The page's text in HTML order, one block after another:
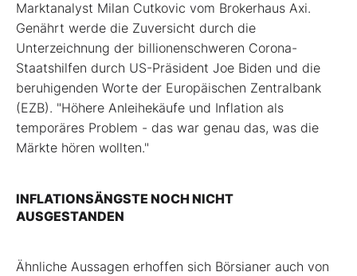
Folgen Sie uns
Kontakt
Marktanalyst Milan Cutkovic vom Brokerhaus Axi.
Genährt werde die Zuversicht durch die
Unterzeichnung der billionenschweren Corona-
Staatshilfen durch US-Präsident Joe Biden und die
beruhigenden Worte der Europäischen Zentralbank
(EZB). "Höhere Anleihekäufe und Inflation als
temporäres Problem - das war genau das, was die
Märkte hören wollten."
INFLATIONSÄNGSTE NOCH NICHT
AUSGESTANDEN
Ähnliche Aussagen erhoffen sich Börsianer auch von